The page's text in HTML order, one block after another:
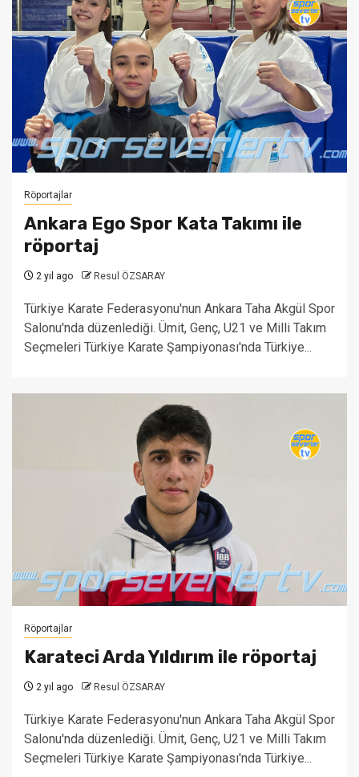
Röportajlar
Ankara Ego Spor Kata Takımı ile
röportaj
2 yıl ago Resul ÖZSARAY
Türkiye Karate Federasyonu'nun Ankara Taha Akgül Spor
Salonu'nda düzenlediği. Ümit, Genç, U21 ve Milli Takım
Seçmeleri Türkiye Karate Şampiyonası'nda Türkiye...
Röportajlar
Karateci Arda Yıldırım ile röportaj
2 yıl ago Resul ÖZSARAY
Türkiye Karate Federasyonu'nun Ankara Taha Akgül Spor
Salonu'nda düzenlediği. Ümit, Genç, U21 ve Milli Takım
Seçmeleri Türkiye Karate Şampiyonası'nda Türkiye...